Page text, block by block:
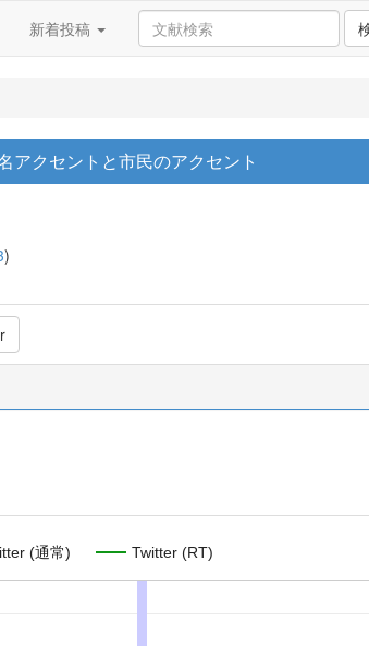
新着投稿
アクセントと市民のアクセント
)
(通常) Twitter (RT)